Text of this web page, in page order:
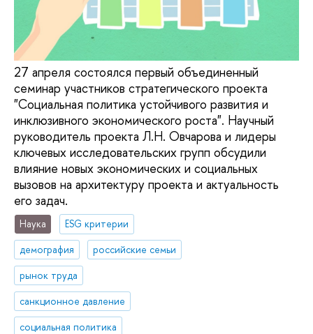
27 апреля состоялся первый объединенный
семинар участников стратегического проекта
"Социальная политика устойчивого развития и
инклюзивного экономического роста". Научный
руководитель проекта Л.Н. Овчарова и лидеры
ключевых исследовательских групп обсудили
влияние новых экономических и социальных
вызовов на архитектуру проекта и актуальность
его задач.
Наука
ESG критерии
демография
российские семьи
рынок труда
санкционное давление
социальная политика